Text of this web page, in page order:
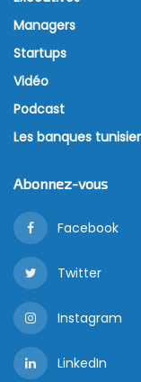
déclarations
l’impôt sur le
à respecter des
pénalités de
Dès le 5 mai, les
acquises via des
circulation. Cette
le paiement de
Le 15 mai
importante: celle
mensuelle pour
concernant
source et autres
Suivent les